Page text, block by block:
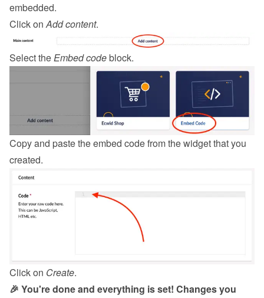
embedded.
Click on Add content.
Select the Embed code block.
Copy and paste the embed code from the widget that you
created.
Click on Create.
🎉 You're done and everything is set! Changes you